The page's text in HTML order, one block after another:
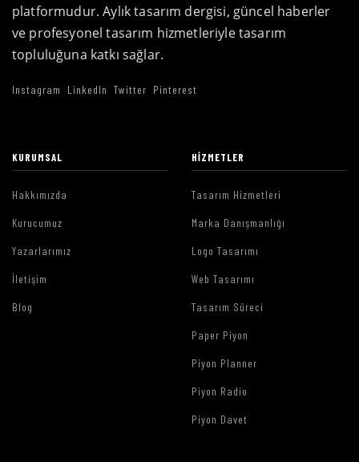
platformudur. Aylık tasarım dergisi, güncel haberler
ve profesyonel tasarım hizmetleriyle tasarım
topluluğuna katkı sağlar.
Instagram LinkedIn Twitter Pinterest
KURUMSAL
Hakkımızda
Kurucumuz
Yazarlarımız
İletişim
Blog
HIZMETLER
Tasarım Hizmetleri
Marka Danışmanlığı
Logo Tasarımı
Web Tasarımı
Tasarım Süreci
Paper Piyon
Piyon Planner
Piyon Radio
Piyon Davet